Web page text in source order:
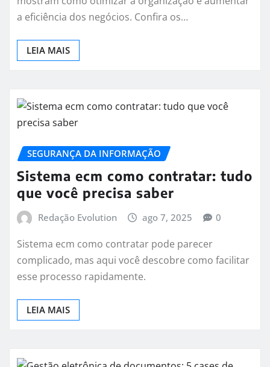
a eficiência dos negócios. Confira os…
LEIA MAIS
SEGURANÇA DA INFORMAÇÃO
Sistema ecm como contratar: tudo
que você precisa saber
Redação Evolution ago 7, 2025 0
Sistema ecm como contratar pode parecer
complicado, mas aqui você descobre como facilitar
esse processo rapidamente.
LEIA MAIS